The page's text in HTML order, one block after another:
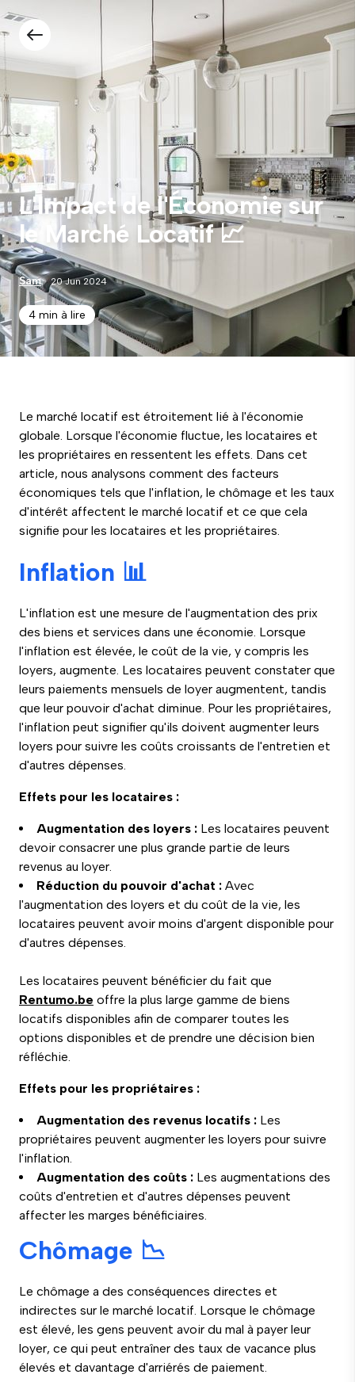
L'Impact de l'Économie sur
le Marché Locatif 📈
Sam 20 Jun 2024
4 min à lire
Le marché locatif est étroitement lié à l'économie
globale. Lorsque l'économie fluctue, les locataires et
les propriétaires en ressentent les effets. Dans cet
article, nous analysons comment des facteurs
économiques tels que l'inflation, le chômage et les taux
d'intérêt affectent le marché locatif et ce que cela
signifie pour les locataires et les propriétaires.
Inflation 📊
L'inflation est une mesure de l'augmentation des prix
des biens et services dans une économie. Lorsque
l'inflation est élevée, le coût de la vie, y compris les
loyers, augmente. Les locataires peuvent constater que
leurs paiements mensuels de loyer augmentent, tandis
que leur pouvoir d'achat diminue. Pour les propriétaires,
l'inflation peut signifier qu'ils doivent augmenter leurs
loyers pour suivre les coûts croissants de l'entretien et
d'autres dépenses.
Effets pour les locataires :
Augmentation des loyers : Les locataires peuvent
devoir consacrer une plus grande partie de leurs
revenus au loyer.
Réduction du pouvoir d'achat : Avec
l'augmentation des loyers et du coût de la vie, les
locataires peuvent avoir moins d'argent disponible pour
d'autres dépenses.
Les locataires peuvent bénéficier du fait que
Rentumo.be offre la plus large gamme de biens
locatifs disponibles afin de comparer toutes les
options disponibles et de prendre une décision bien
réfléchie.
Effets pour les propriétaires :
Augmentation des revenus locatifs : Les
propriétaires peuvent augmenter les loyers pour suivre
l'inflation.
Augmentation des coûts : Les augmentations des
coûts d'entretien et d'autres dépenses peuvent
affecter les marges bénéficiaires.
Chômage 📉
Le chômage a des conséquences directes et
indirectes sur le marché locatif. Lorsque le chômage
est élevé, les gens peuvent avoir du mal à payer leur
loyer, ce qui peut entraîner des taux de vacance plus
élevés et davantage d'arriérés de paiement.